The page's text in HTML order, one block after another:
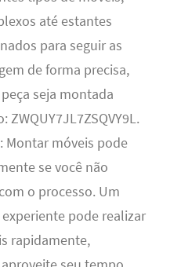
até estantes
para seguir as
de forma precisa,
seja montada
: Montar móveis pode
se você não
o processo. Um
pode realizar
rapidamente,